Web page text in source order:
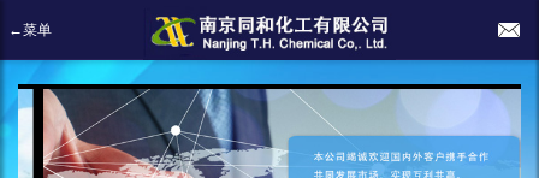
←菜单